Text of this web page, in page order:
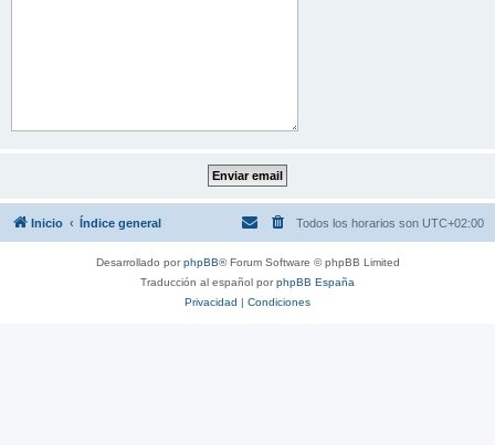
Inicio Índice general Todos los horarios son UTC+02:00
Desarrollado porphpBB® Forum Software © phpBB Limited
Traducción al español porphpBB España
Privacidad | Condiciones